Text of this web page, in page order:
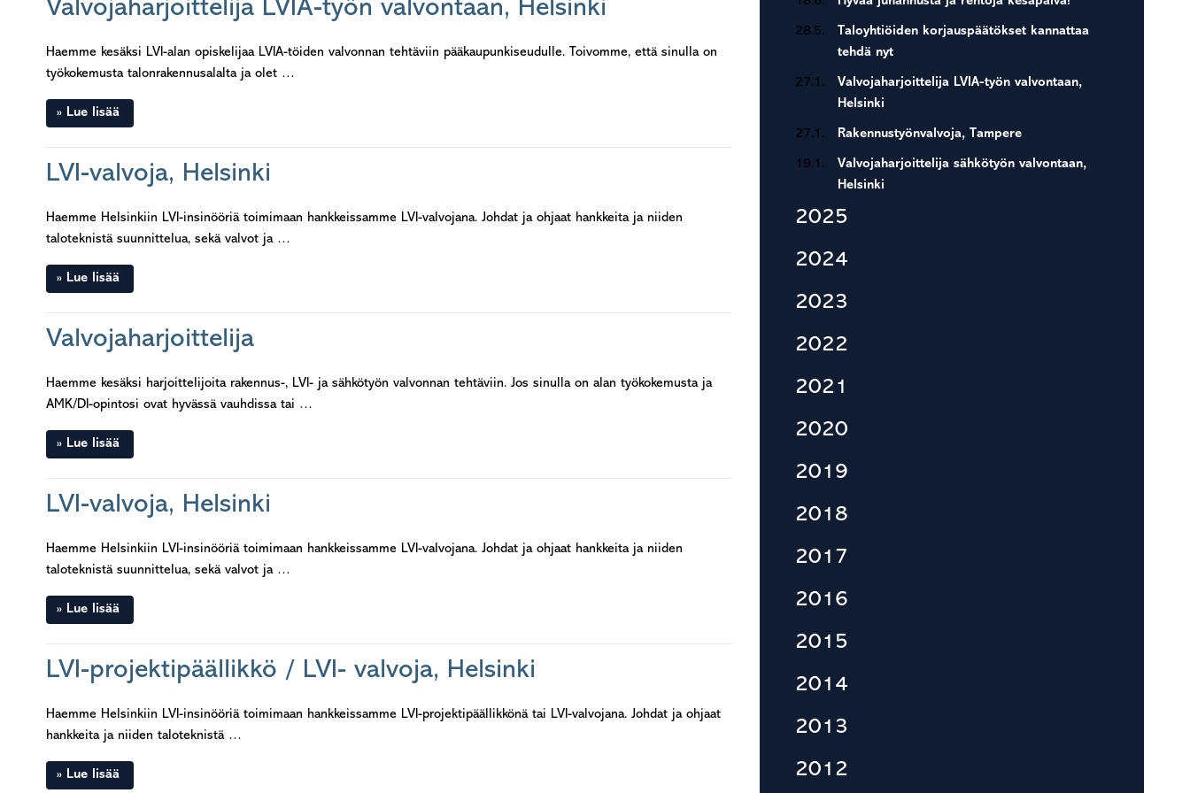
Valvojaharjoittelija LVIA-työn valvontaan, Helsinki
Haemme kesäksi LVI-alan opiskelijaa LVIA-töiden valvonnan tehtäviin pääkaupunkiseudulle. Toivomme, että sinulla on
työkokemusta talonrakennusalalta ja olet …
Lue lisää
LVI-valvoja, Helsinki
Haemme Helsinkiin LVI-insinööriä toimimaan hankkeissamme LVI-valvojana. Johdat ja ohjaat hankkeita ja niiden
taloteknistä suunnittelua, sekä valvot ja …
Lue lisää
Valvojaharjoittelija
Haemme kesäksi harjoittelijoita rakennus-, LVI- ja sähkötyön valvonnan tehtäviin. Jos sinulla on alan työkokemusta ja
AMK/DI-opintosi ovat hyvässä vauhdissa tai …
Lue lisää
LVI-valvoja, Helsinki
Haemme Helsinkiin LVI-insinööriä toimimaan hankkeissamme LVI-valvojana. Johdat ja ohjaat hankkeita ja niiden
taloteknistä suunnittelua, sekä valvot ja …
Lue lisää
LVI-projektipäällikkö / LVI- valvoja, Helsinki
Haemme Helsinkiin LVI-insinööriä toimimaan hankkeissamme LVI-projektipäällikkönä tai LVI-valvojana. Johdat ja ohjaat
hankkeita ja niiden taloteknistä …
Lue lisää
28.5.
Taloyhtiöiden korjauspäätökset kannattaa
tehdä nyt
27.1.
Valvojaharjoittelija LVIA-työn valvontaan,
Helsinki
27.1. Rakennustyönvalvoja, Tampere
19.1.
Valvojaharjoittelija sähkötyön valvontaan,
Helsinki
2025
2024
2023
2022
2021
2020
2019
2018
2017
2016
2015
2014
2013
2012